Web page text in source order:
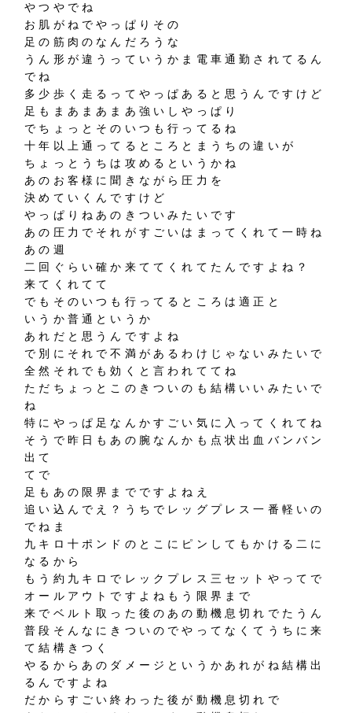
やつやでね
お肌がねでやっぱりその
足の筋肉のなんだろうな
うん形が違うっていうかま電車通勤されてるん
でね
多少歩く走るってやっぱあると思うんですけど
足もまあまあまあ強いしやっぱり
でちょっとそのいつも行ってるね
十年以上通ってるところとまうちの違いが
ちょっとうちは攻めるというかね
あのお客様に聞きながら圧力を
決めていくんですけど
やっぱりねあのきついみたいです
あの圧力でそれがすごいはまってくれて一時ね
あの週
二回ぐらい確か来ててくれてたんですよね？
来てくれてて
でもそのいつも行ってるところは適正と
いうか普通というか
あれだと思うんですよね
で別にそれで不満があるわけじゃないみたいで
全然それでも効くと言われててね
ただちょっとこのきついのも結構いいみたいで
ね
特にやっぱ足なんかすごい気に入ってくれてね
そうで昨日もあの腕なんかも点状出血バンバン
出て
てで
足もあの限界までですよねえ
追い込んでえ？うちでレッグプレス一番軽いの
でねま
九キロ十ポンドのとこにピンしてもかける二に
なるから
もう約九キロでレックプレス三セットやってで
オールアウトですよねもう限界まで
来でベルト取った後のあの動機息切れでたうん
普段そんなにきついのでやってなくてうちに来
て結構きつく
やるからあのダメージというかあれがね結構出
るんですよね
だからすごい終わった後が動機息切れで